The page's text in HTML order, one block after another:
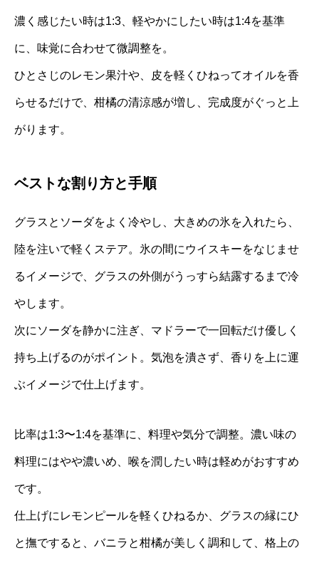
濃く感じたい時は1:3、軽やかにしたい時は1:4を基準
に、味覚に合わせて微調整を。
ひとさじのレモン果汁や、皮を軽くひねってオイルを香
らせるだけで、柑橘の清涼感が増し、完成度がぐっと上
がります。
ベストな割り方と手順
グラスとソーダをよく冷やし、大きめの氷を入れたら、
陸を注いで軽くステア。氷の間にウイスキーをなじませ
るイメージで、グラスの外側がうっすら結露するまで冷
やします。
次にソーダを静かに注ぎ、マドラーで一回転だけ優しく
持ち上げるのがポイント。気泡を潰さず、香りを上に運
ぶイメージで仕上げます。
比率は1:3〜1:4を基準に、料理や気分で調整。濃い味の
料理にはやや濃いめ、喉を潤したい時は軽めがおすすめ
です。
仕上げにレモンピールを軽くひねるか、グラスの縁にひ
と撫ですると、バニラと柑橘が美しく調和して、格上の